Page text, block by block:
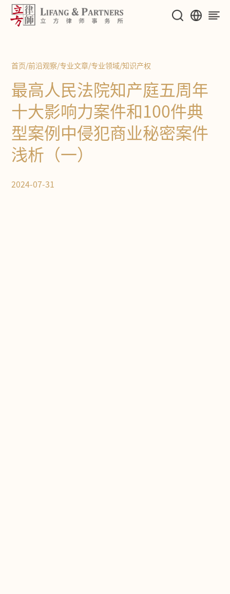
首页/前沿观察/专业文章/专业领域/知识产权
最高人民法院知产庭五周年
十大影响力案件和100件典
型案例中侵犯商业秘密案件
浅析（一）
2024-07-31